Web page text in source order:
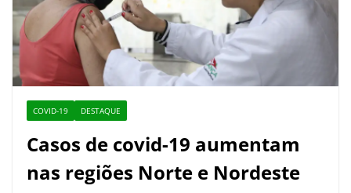
COVID-19 DESTAQUE
Casos de covid-19 aumentam
nas regiões Norte e Nordeste